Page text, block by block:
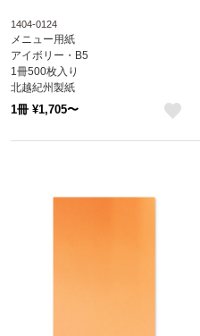
1404-0124
メニュー用紙
アイボリー・B5
1冊500枚入り
北越紀州製紙
Newファインカラー
1冊 ¥1,705〜